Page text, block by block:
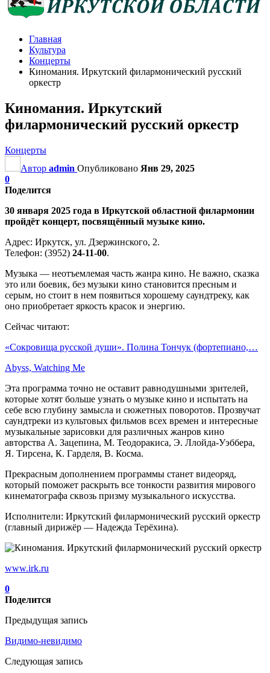
Главная
Культура
Концерты
Киномания. Иркутский филармонический русский
оркестр
Киномания. Иркутский
филармонический русский оркестр
Концерты
Автор admin Опубликовано Янв 29, 2025
0
Поделится
30 января 2025 года в Иркутской областной филармонии
пройдёт концерт, посвящённый музыке кино.
Адрес: Иркутск, ул. Дзержинского, 2.
Телефон: (3952) 24-11-00.
Музыка — неотъемлемая часть жанра кино. Не важно, сказка
это или боевик, без музыки кино становится пресным и
серым, но стоит в нем появиться хорошему саундтреку, как
оно приобретает яркость красок и энергию.
Сейчас читают:
«Сокровища русской души». Полина Тончук (фортепиано,…
Abyss, Watching Me
Эта программа точно не оставит равнодушными зрителей,
которые хотят больше узнать о музыке кино и испытать на
себе всю глубину замысла и сюжетных поворотов. Прозвучат
саундтреки из культовых фильмов всех времен и интересные
музыкальные зарисовки для различных жанров кино
авторства А. Зацепина, М. Теодоракиса, Э. Ллойда-Уэббера,
Я. Тирсена, К. Гарделя, В. Косма.
Прекрасным дополнением программы станет видеоряд,
который поможет раскрыть все тонкости развития мирового
кинематографа сквозь призму музыкального искусства.
Исполнители: Иркутский филармонический русский оркестр
(главный дирижёр — Надежда Терёхина).
www.irk.ru
0
Поделится
Предыдущая запись
Видимо-невидимо
Следующая запись